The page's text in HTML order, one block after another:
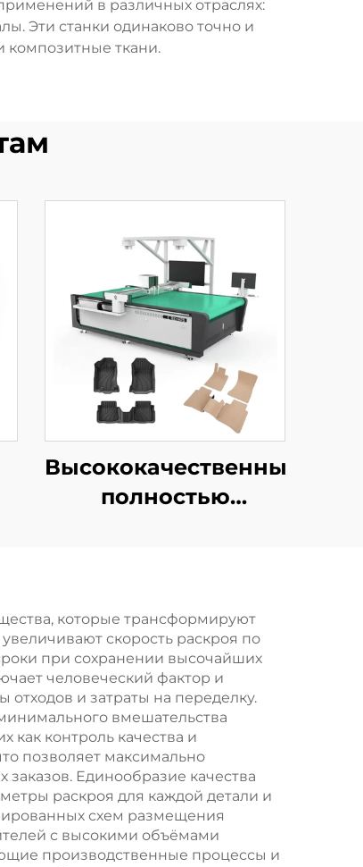
в различных отраслях:
Эти станки одинаково точно и
композитные ткани.
Высококачественный
полностью
кожаных сидений
которые трансформируют
скорость раскроя по
при сохранении высочайших
человеческий фактор и
отходов и затраты на переделку.
вмешательства
контроль качества и
позволяет максимально
Единообразие качества
раскроя для каждой детали и
схем размещения
с высокими объёмами
производственные процессы и